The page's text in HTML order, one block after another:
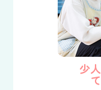
少